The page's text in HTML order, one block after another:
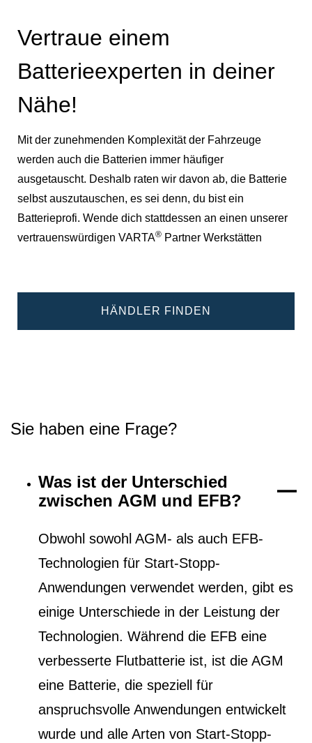
Vertraue einem
Batterieexperten in deiner
Nähe!
Mit der zunehmenden Komplexität der Fahrzeuge
werden auch die Batterien immer häufiger
ausgetauscht. Deshalb raten wir davon ab, die Batterie
selbst auszutauschen, es sei denn, du bist ein
Batterieprofi. Wende dich stattdessen an einen unserer
vertrauenswürdigen VARTA® Partner Werkstätten
HÄNDLER FINDEN
Sie haben eine Frage?
Was ist der Unterschied
zwischen AGM und EFB?
Obwohl sowohl AGM- als auch EFB-
Technologien für Start-Stopp-
Anwendungen verwendet werden, gibt es
einige Unterschiede in der Leistung der
Technologien. Während die EFB eine
verbesserte Flutbatterie ist, ist die AGM
eine Batterie, die speziell für
anspruchsvolle Anwendungen entwickelt
wurde und alle Arten von Start-Stopp-